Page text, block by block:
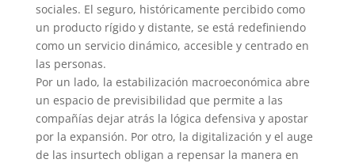
sociales. El seguro, históricamente percibido como
un producto rígido y distante, se está redefiniendo
como un servicio dinámico, accesible y centrado en
las personas.
Por un lado, la estabilización macroeconómica abre
un espacio de previsibilidad que permite a las
compañías dejar atrás la lógica defensiva y apostar
por la expansión. Por otro, la digitalización y el auge
de las insurtech obligan a repensar la manera en